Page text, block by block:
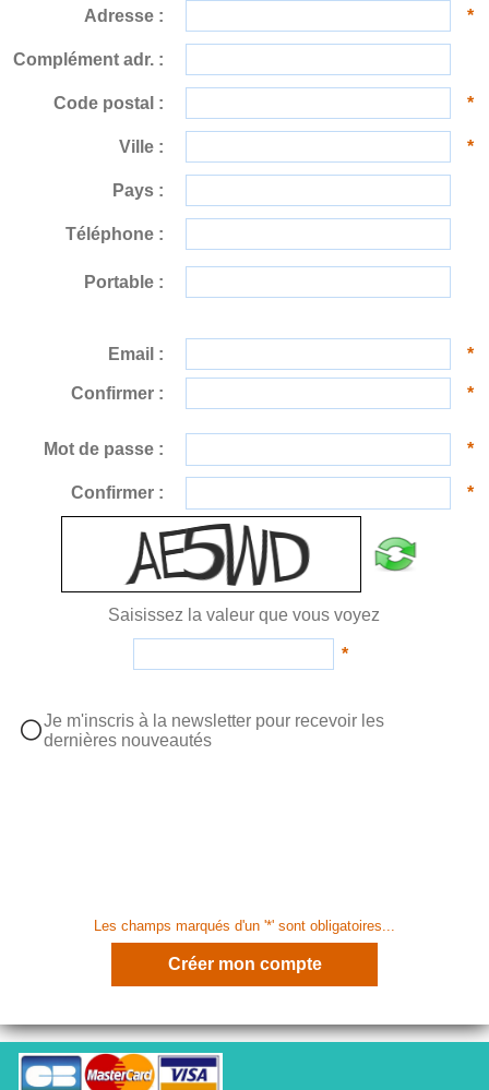
Adresse : *
Complément adr. :
Code postal : *
Ville : *
Pays :
Téléphone :
Portable :
Email : *
Confirmer : *
Mot de passe : *
Confirmer : *
Saisissez la valeur que vous voyez
*
Je m'inscris à la newsletter pour recevoir les
dernières nouveautés
Les champs marqués d'un '*' sont obligatoires...